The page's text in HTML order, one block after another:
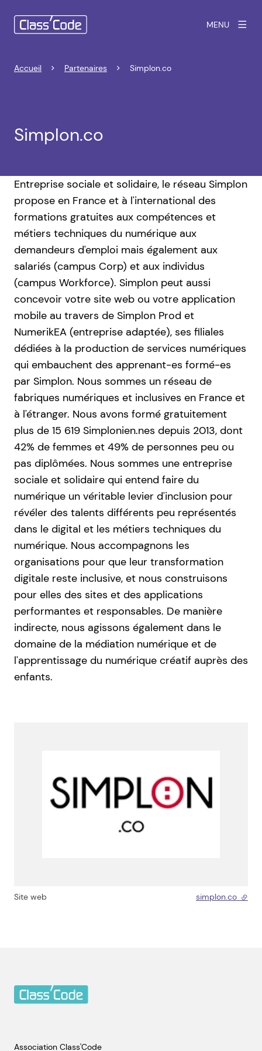
MENU
Accueil Partenaires Simplon.co
Simplon.co
Entreprise sociale et solidaire, le réseau Simplon
propose en France et à l'international des
formations gratuites aux compétences et
métiers techniques du numérique aux
demandeurs d'emploi mais également aux
salariés (campus Corp) et aux individus
(campus Workforce). Simplon peut aussi
concevoir votre site web ou votre application
mobile au travers de Simplon Prod et
NumerikEA (entreprise adaptée), ses filiales
dédiées à la production de services numériques
qui embauchent des apprenant-es formé-es
par Simplon. Nous sommes un réseau de
fabriques numériques et inclusives en France et
à l'étranger. Nous avons formé gratuitement
plus de 15 619 Simplonien.nes depuis 2013, dont
42% de femmes et 49% de personnes peu ou
pas diplômées. Nous sommes une entreprise
sociale et solidaire qui entend faire du
numérique un véritable levier d'inclusion pour
révéler des talents différents peu représentés
dans le digital et les métiers techniques du
numérique. Nous accompagnons les
organisations pour que leur transformation
digitale reste inclusive, et nous construisons
pour elles des sites et des applications
performantes et responsables. ​​​​​​​De manière
indirecte, nous agissons également dans le
domaine de la médiation numérique et de
l'apprentissage du numérique créatif auprès des
enfants.
Site web simplon.co - lien
Association Class'Code